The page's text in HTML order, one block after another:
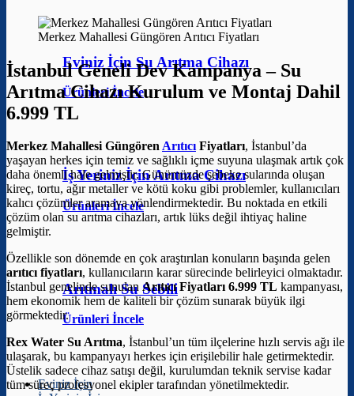
Eviniz İçin Su Arıtma Cihazı
Ürünleri İncele
İş Yeriniz İçin Arıtma Cihazı
Ürünleri İncele
Arıtmalı Su Sebili
Ürünleri İncele
Eviniz İçin
Merkez Mahallesi Güngören Arıtıcı Fiyatları
İstanbul Geneli Dev Kampanya – Su
Arıtma Cihazı Kurulum ve Montaj Dahil
6.999 TL
Merkez Mahallesi GüngörenArıtıcıFiyatları, İstanbul’da
yaşayan herkes için temiz ve sağlıklı içme suyuna ulaşmak artık çok
daha önemli hale gelmiştir. Günümüzde şebeke sularında oluşan
kireç, tortu, ağır metaller ve kötü koku gibi problemler, kullanıcıları
kalıcı çözümler aramaya yönlendirmektedir. Bu noktada en etkili
çözüm olan su arıtma cihazları, artık lüks değil ihtiyaç haline
gelmiştir.
Özellikle son dönemde en çok araştırılan konuların başında gelen
arıtıcı fiyatları, kullanıcıların karar sürecinde belirleyici olmaktadır.
İstanbul genelinde sunulan Arıtıcı Fiyatları 6.999 TL kampanyası,
hem ekonomik hem de kaliteli bir çözüm sunarak büyük ilgi
görmektedir.
Rex Water Su Arıtma, İstanbul’un tüm ilçelerine hızlı servis ağı ile
ulaşarak, bu kampanyayı herkes için erişilebilir hale getirmektedir.
Üstelik sadece cihaz satışı değil, kurulumdan teknik servise kadar
tüm süreç profesyonel ekipler tarafından yönetilmektedir.